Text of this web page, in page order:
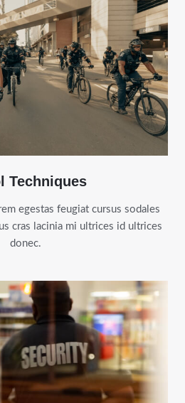
Techniques
egestas feugiat cursus sodales
cras lacinia mi ultrices id ultrices
donec.